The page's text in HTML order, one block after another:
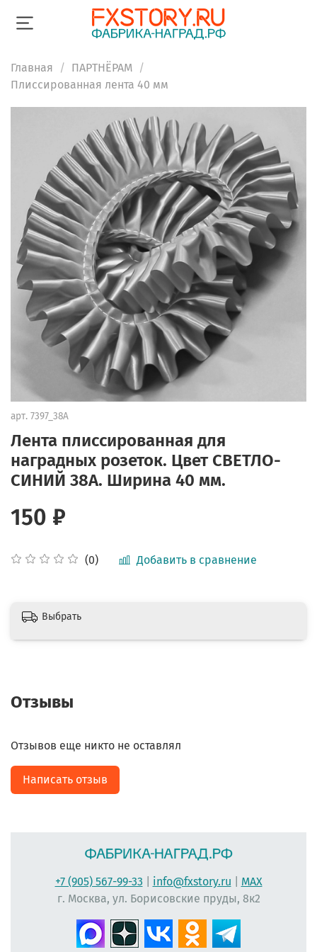
Главная
ПАРТНЁРАМ
Плиссированная лента 40 мм
арт. 7397_38А
Лента плиссированная для
наградных розеток. Цвет СВЕТЛО-
СИНИЙ 38А. Ширина 40 мм.
(0) Добавить в сравнение
150 ₽
Выбрать
Отзывы
Отзывов еще никто не оставлял
Написать отзыв
+7 (905) 567-99-33 info@fxstory.ru
MAX
г. Москва, ул. Борисовские пруды, 8к2